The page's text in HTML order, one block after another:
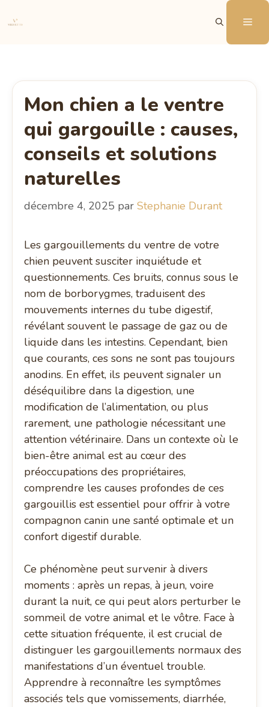
au
Mon chien a le ventre
qui gargouille : causes,
conseils et solutions
naturelles
décembre 4, 2025 parStephanie Durant
Les gargouillements du ventre de votre
chien peuvent susciter inquiétude et
questionnements. Ces bruits, connus sous le
nom de borborygmes, traduisent des
mouvements internes du tube digestif,
révélant souvent le passage de gaz ou de
liquide dans les intestins. Cependant, bien
que courants, ces sons ne sont pas toujours
anodins. En effet, ils peuvent signaler un
déséquilibre dans la digestion, une
modification de l’alimentation, ou plus
rarement, une pathologie nécessitant une
attention vétérinaire. Dans un contexte où le
bien-être animal est au cœur des
préoccupations des propriétaires,
comprendre les causes profondes de ces
gargouillis est essentiel pour offrir à votre
compagnon canin une santé optimale et un
confort digestif durable.
Ce phénomène peut survenir à divers
moments : après un repas, à jeun, voire
durant la nuit, ce qui peut alors perturber le
sommeil de votre animal et le vôtre. Face à
cette situation fréquente, il est crucial de
distinguer les gargouillements normaux des
manifestations d’un éventuel trouble.
Apprendre à reconnaître les symptômes
associés tels que vomissements, diarrhée,